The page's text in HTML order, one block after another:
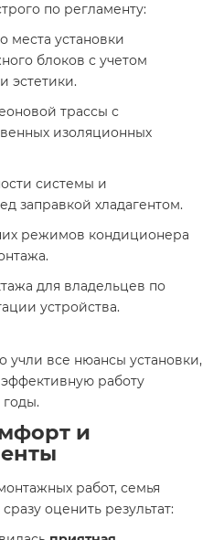
по регламенту:
места установки
блоков с учетом
эстетики.
трассы с
изоляционных
системы и
заправкой хладагентом.
режимов кондиционера
для владельцев по
устройства.
учли все нюансы установки,
работу
и
работ, семья
оценить результат: